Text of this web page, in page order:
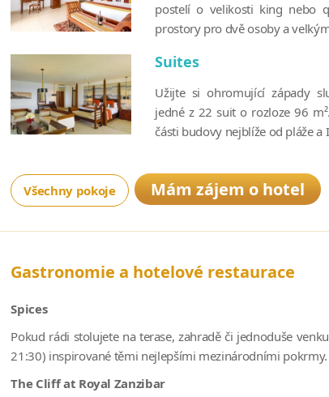
postelí o velikosti king nebo
prostory pro dvě osoby a
Suites
Užijte si ohromující západy
jedné z 22 suit o rozloze 96
části budovy nejblíže od pláže a
Všechny pokoje Mám zájem o hotel
Gastronomie a hotelové restaurace
Spices
Pokud rádi stolujete na terase, zahradě či jednoduše
21:30) inspirované těmi nejlepšími mezinárodními
The Cliff at Royal Zanzibar